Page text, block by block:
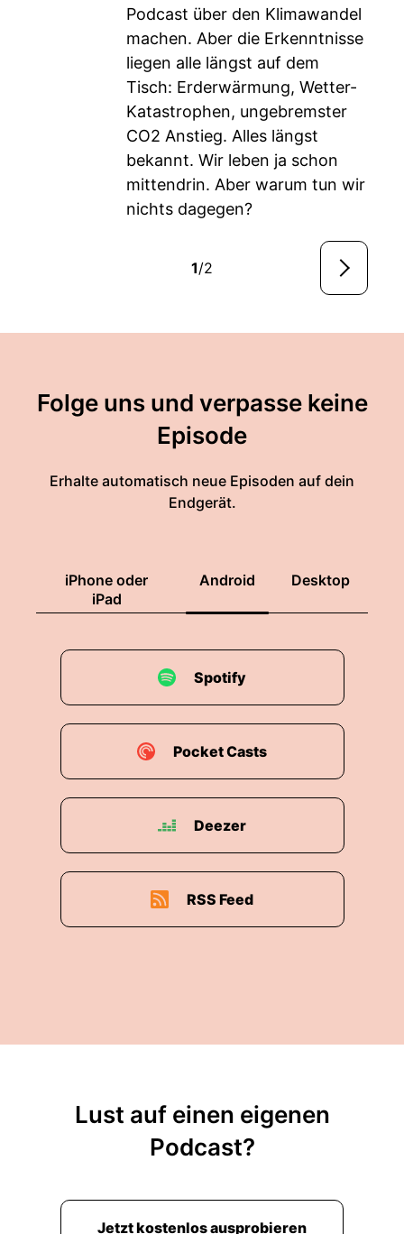
Podcast über den Klimawandel
machen. Aber die Erkenntnisse
liegen alle längst auf dem
Tisch: Erderwärmung, Wetter-
Katastrophen, ungebremster
CO2 Anstieg. Alles längst
bekannt. Wir leben ja schon
mittendrin. Aber warum tun wir
nichts dagegen?
1/2
Folge uns und verpasse keine
Episode
Erhalte automatisch neue Episoden auf dein
Endgerät.
iPhone oder
iPad
Android Desktop
Spotify
Pocket Casts
Deezer
RSS Feed
Lust auf einen eigenen
Podcast?
Jetzt kostenlos ausprobieren